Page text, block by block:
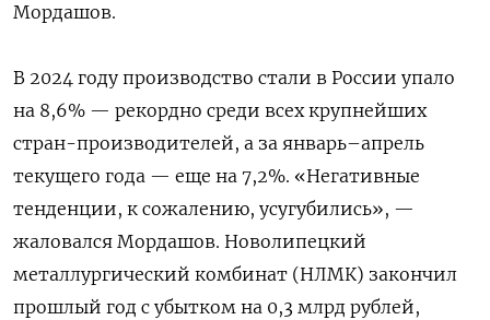
Мордашов.
В 2024 году производство стали в России упало
на 8,6% — рекордно среди всех крупнейших
стран-производителей, а за январь–апрель
текущего года — еще на 7,2%. «Негативные
тенденции, к сожалению, усугубились», —
жаловался Мордашов. Новолипецкий
металлургический комбинат (НЛМК) закончил
прошлый год с убытком на 0,3 млрд рублей,